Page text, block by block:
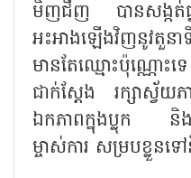
មិញជីញ បានសង្កត់ធ្
អះអាងឡើងវិញនូវតួន
មានតែឈ្មោះប៉ុណ្ណោះ
ជាក់ស្តែង រក្សាស្វ័យ
ឯកភាពក្នុងប្លុក និង
ម្ចាស់ការ សម្របខ្លួនទ